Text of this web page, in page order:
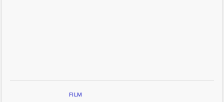
FILM